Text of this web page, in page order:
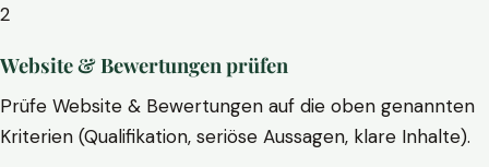
2
Website & Bewertungen prüfen
Prüfe Website & Bewertungen auf die oben genannten
Kriterien (Qualifikation, seriöse Aussagen, klare Inhalte).